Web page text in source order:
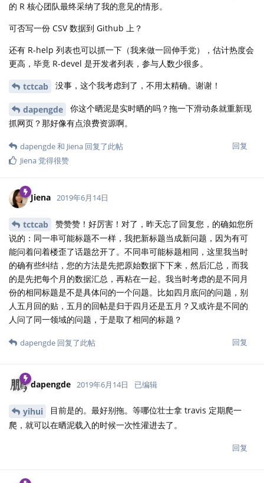
的 R 核心团队最终采纳了我的意见的情形。
可否写一份 CSV 数据到 Github 上？
还有 R-help 列表也可以抓一下（我来做一回伸手党），估计热度会
更高，毕竟 R-devel 是开发者列表，参与人数少很多。
tctcab 没事，这个我考虑到了，不用太精确。谢谢！
dapengde
你这个晒泥是实时晒的吗？拖一下滑动条就重新现
抓网页？那好像有点浪费资源啊。
回复
dapengde和 Jiena 回复了此帖
Jiena觉得很赞
Jiena 2019年6月14日
tctcab
赞赞赞！好厉害！对了，昨天忘了回复您，的确如您所
说的：同一串可能标题不一样，我把新标题当成新问题，因为有可
能问着问着楼歪了话题岔开了。不同串可能标题相同，这里我当时
的确有些纠结，您的方法是先把原始数据下下来，然后汇总，而我
的是先把每个月的数据汇总，再粘在一起。我当时考虑的是不同月
份的相同标题是不是具体问的一个问题。比如四月底问的问题，别
人五月回的贴，五月的回帖是归于四月还是五月？又或许是不同的
人问了同一领域的问题，于是取了相同的标题？
回复
dapengde 回复了此帖
dapengde 2019年6月14日 已编辑
yihui
目前是的。最好别拖。等哪位壮士拿 travis 定期爬一
爬，就可以在晒泥载入的时候一次性灌进去了。
回复